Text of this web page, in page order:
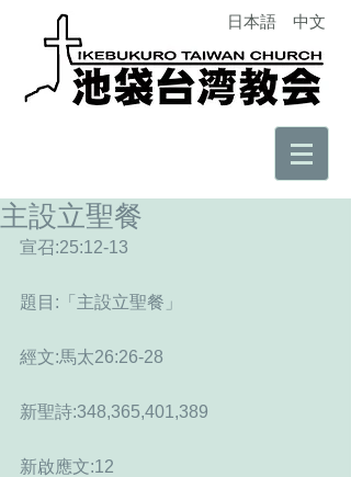
日本語 中文
主設立聖餐
宣召:25:12-13
題目:「主設立聖餐」
經文:馬太26:26-28
新聖詩:348,365,401,389
新啟應文:12